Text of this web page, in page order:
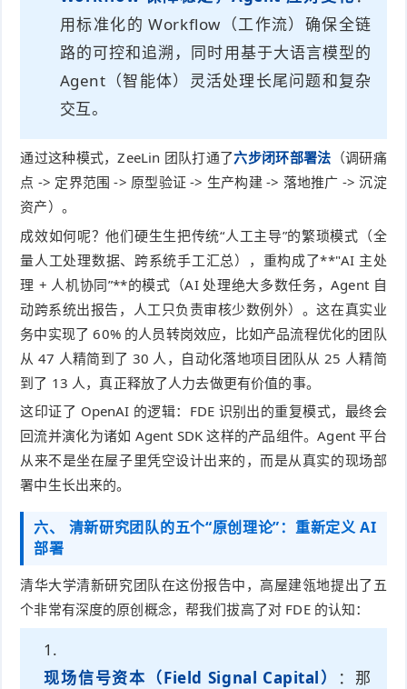
用标准化的 Workflow（工作流）确保全链
路的可控和追溯，同时用基于大语言模型的
Agent（智能体）灵活处理长尾问题和复杂
交互。
通过这种模式，ZeeLin 团队打通了六步闭环部署法 （调研痛
点 -> 定界范围 -> 原型验证 -> 生产构建 -> 落地推广 -> 沉淀
资产）。
成效如何呢？他们硬生生把传统“人工主导”的繁琐模式（全
量人工处理数据、跨系统手工汇总），重构成了**"AI 主处
理 + 人机协同”**的模式（AI 处理绝大多数任务，Agent 自
动跨系统出报告，人工只负责审核少数例外）。这在真实业
务中实现了 60% 的人员转岗效应，比如产品流程优化的团队
从 47 人精简到了 30 人，自动化落地项目团队从 25 人精简
到了 13 人，真正释放了人力去做更有价值的事。
这印证了 OpenAI 的逻辑：FDE 识别出的重复模式，最终会
回流并演化为诸如 Agent SDK 这样的产品组件。Agent 平台
从来不是坐在屋子里凭空设计出来的，而是从真实的现场部
署中生长出来的。
六、 清新研究团队的五个“原创理论”：重新定义 AI
部署
清华大学清新研究团队在这份报告中，高屋建瓴地提出了五
个非常有深度的原创概念，帮我们拔高了对 FDE 的认知：
现场信号资本（Field Signal Capital）
：那